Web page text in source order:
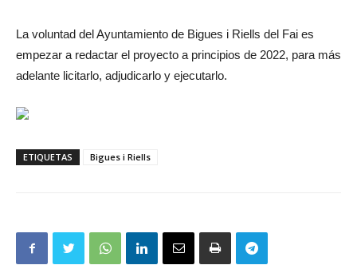
La voluntad del Ayuntamiento de Bigues i Riells del Fai es
empezar a redactar el proyecto a principios de 2022, para más
adelante licitarlo, adjudicarlo y ejecutarlo.
ETIQUETAS Bigues i Riells